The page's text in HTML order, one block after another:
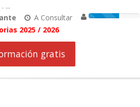
...
A Consultar
2025 / 2026
gratis